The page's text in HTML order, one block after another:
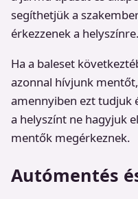
segíthetjük a
érkezzenek a helyszínre.
Ha a baleset
azonnal hívjunk
amennyiben ezt tudjuk
a helyszínt ne hagyjuk
mentők megérkeznek.
Autómentés